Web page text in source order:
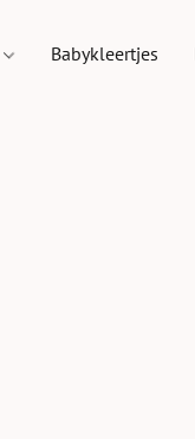
Babykleertjes